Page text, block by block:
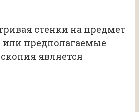
стенки на предмет
или предполагаемые
является